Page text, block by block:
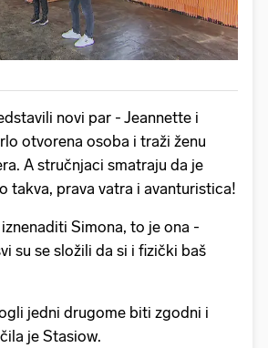
novi par - Jeannette i
otvorena osoba i traži ženu
A stručnjaci smatraju da je
takva, prava vatra i avanturistica!
Simona, to je ona -
su se složili da si i fizički baš
jedni drugome biti zgodni i
je Stasiow.